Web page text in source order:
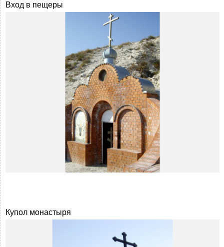
Вход в пещеры
Купол монастыря